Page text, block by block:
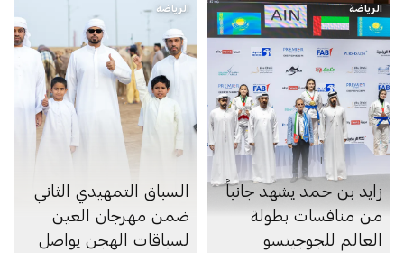
الرياضة
زايد بن حمد يشهد جانباً
من منافسات بطولة
العالم للجوجيتسو
الرياضة
السباق التمهيدي الثاني
ضمن مهرجان العين
لسباقات الهجن يواصل